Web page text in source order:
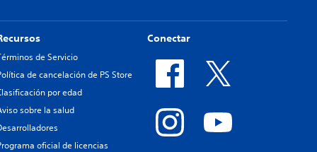
de Servicio
de cancelación de PS Store
por edad
sobre la salud
oficial de licencias
Conectar